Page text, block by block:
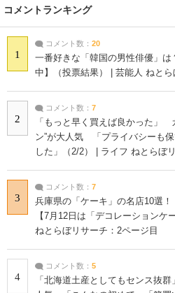
コメントランキング
1
コメント数： 20
一番好きな「韓国の男性俳優」
中】（投票結果） | 芸能人 ねとら
2
コメント数： 7
「もっと早く買えば良かった」
ン”が大人気 「プライバシーも
した」（2/2） | ライフ ねとらぼ
3
コメント数： 7
兵庫県の「ケーキ」の名店10選
【7月12日は「デコレーションケ
ねとらぼリサーチ：2ページ目
4
コメント数： 5
「北海道土産としてもセンス抜